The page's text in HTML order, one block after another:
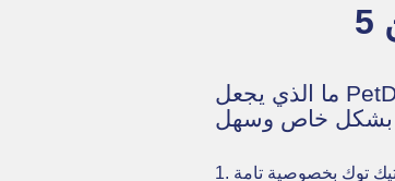
ما الذي يجعل PetDii.com مميزاً؟ إليك خمس مميزات رائعة تجعله واحداً من أفضل الأدوات لمشاهدة وحفظ
توك بخصوصية تامة